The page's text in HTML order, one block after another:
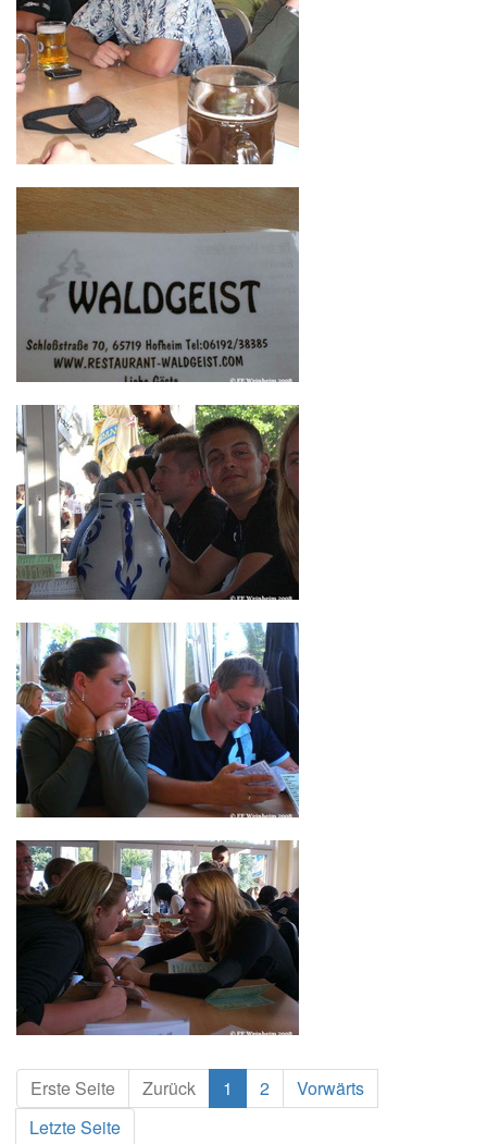
Erste Seite Zurück 1 2
Vorwärts
Letzte Seite